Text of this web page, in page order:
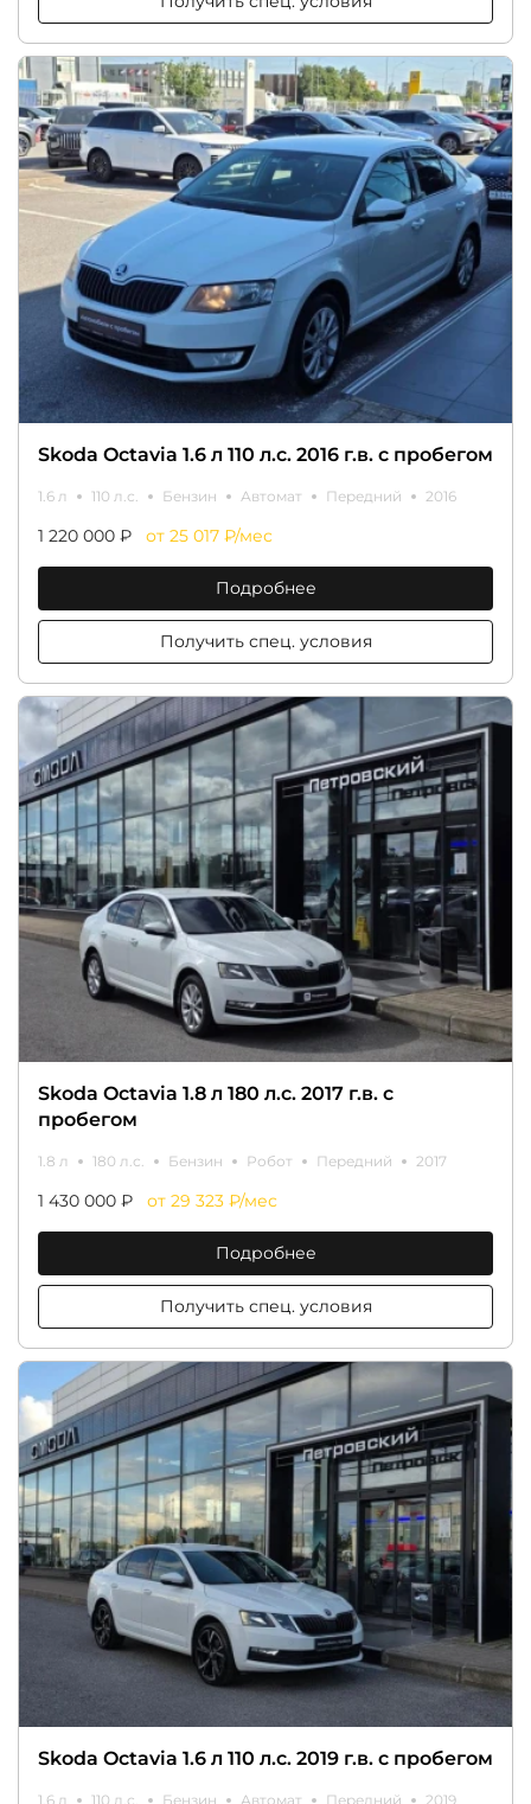
Skoda Octavia 1.6 л 110 л.с. 2016 г.в. с пробегом
1.6 л 110 л.с. Бензин Автомат Передний 2016
1 220 000 ₽ от 25 017 ₽/мес
Подробнее
Получить спец. условия
Skoda Octavia 1.8 л 180 л.с. 2017 г.в. с
пробегом
1.8 л 180 л.с. Бензин Робот Передний 2017
1 430 000 ₽ от 29 323 ₽/мес
Подробнее
Получить спец. условия
Skoda Octavia 1.6 л 110 л.с. 2019 г.в. с пробегом
1.6 л 110 л.с. Бензин Автомат Передний 2019